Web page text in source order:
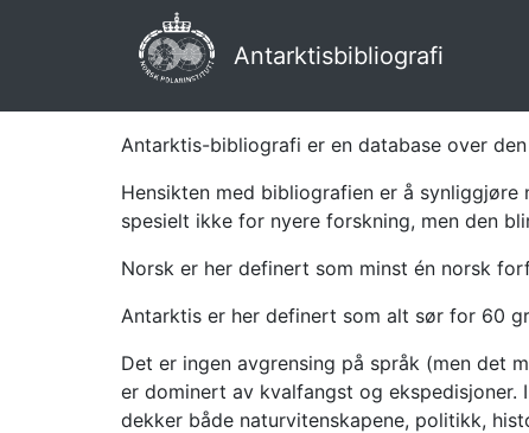
Antarktisbibliografi
Antarktis-bibliografi er en database over
Hensikten med bibliografien er å
spesielt ikke for nyere forskning, men den
Norsk er her definert som minst én norsk
Antarktis er her definert som alt sør for 60
Det er ingen avgrensing på språk (men det
er dominert av kvalfangst og
dekker både naturvitenskapene, politikk,